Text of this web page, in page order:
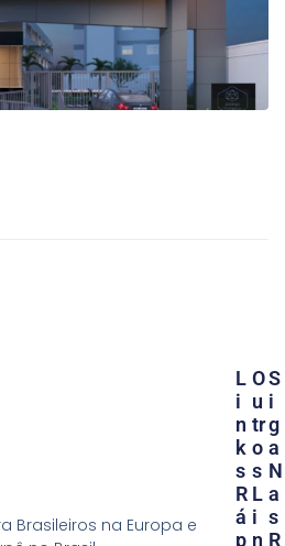
Brasileiros na Europa e
O
U
Tr
O
S
L
I
N
L
I
N
K
S
R
Á
P
S
I
G
A
N
A
S
R